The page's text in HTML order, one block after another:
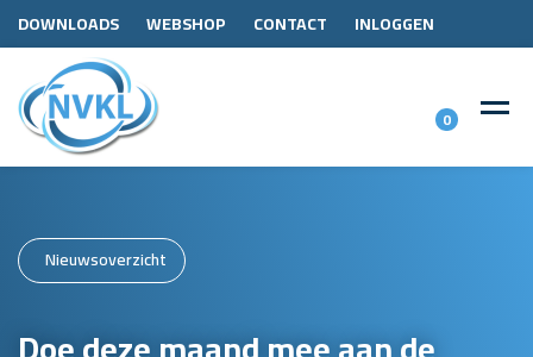
DOWNLOADS WEBSHOP CONTACT INLOGGEN
0
Nieuwsoverzicht